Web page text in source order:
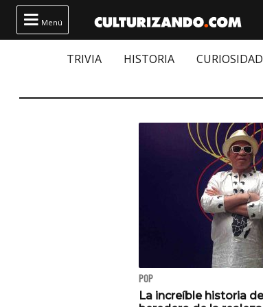
 Menú
TRIVIA HISTORIA
POP
La increíble historia